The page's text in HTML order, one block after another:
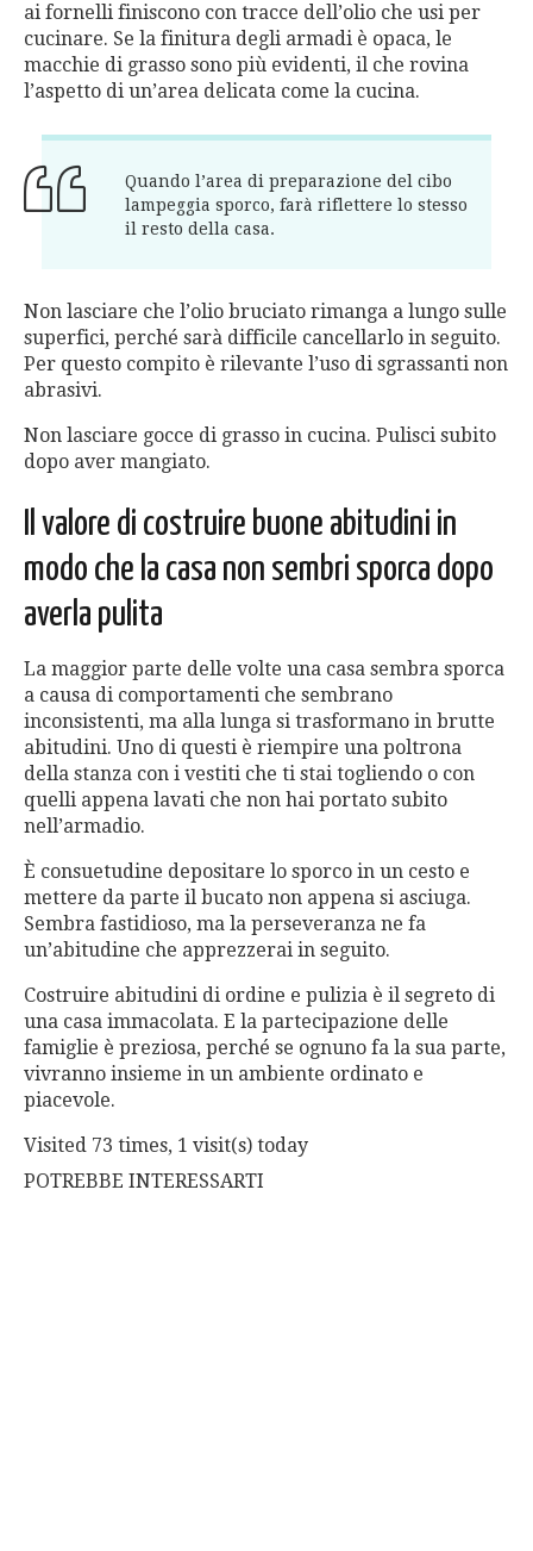
ai fornelli finiscono con tracce dell’olio che usi per
cucinare. Se la finitura degli armadi è opaca, le
macchie di grasso sono più evidenti, il che rovina
l’aspetto di un’area delicata come la cucina.
Quando l’area di preparazione del cibo
lampeggia sporco, farà riflettere lo stesso
il resto della casa.
Non lasciare che l’olio bruciato rimanga a lungo sulle
superfici, perché sarà difficile cancellarlo in seguito.
Per questo compito è rilevante l’uso di sgrassanti non
abrasivi.
Non lasciare gocce di grasso in cucina. Pulisci subito
dopo aver mangiato.
Il valore di costruire buone abitudini in
modo che la casa non sembri sporca dopo
averla pulita
La maggior parte delle volte una casa sembra sporca
a causa di comportamenti che sembrano
inconsistenti, ma alla lunga si trasformano in brutte
abitudini. Uno di questi è riempire una poltrona
della stanza con i vestiti che ti stai togliendo o con
quelli appena lavati che non hai portato subito
nell’armadio.
È consuetudine depositare lo sporco in un cesto e
mettere da parte il bucato non appena si asciuga.
Sembra fastidioso, ma la perseveranza ne fa
un’abitudine che apprezzerai in seguito.
Costruire abitudini di ordine e pulizia è il segreto di
una casa immacolata. E la partecipazione delle
famiglie è preziosa, perché se ognuno fa la sua parte,
vivranno insieme in un ambiente ordinato e
piacevole.
Visited 73 times, 1 visit(s) today
POTREBBE INTERESSARTI